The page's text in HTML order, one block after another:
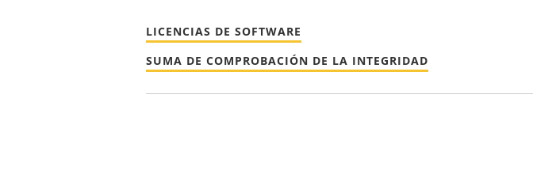
LICENCIAS DE SOFTWARE
SUMA DE COMPROBACIÓN DE LA INTEGRIDAD